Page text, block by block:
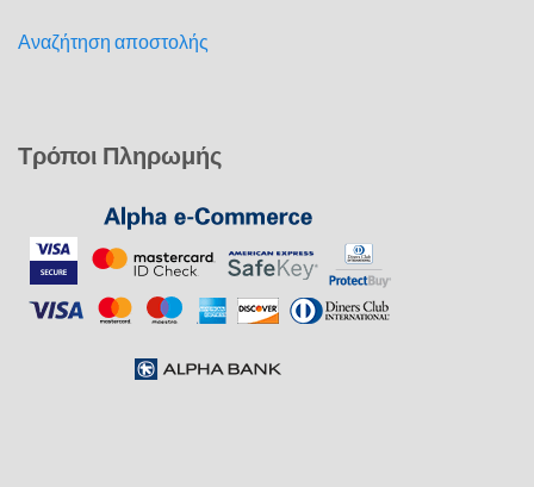
Αναζήτηση αποστολής
Τρόποι Πληρωμής